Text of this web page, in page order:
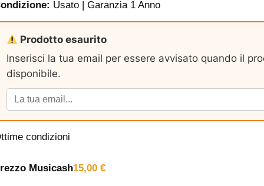
Usato | Garanzia 1 Anno
Prodotto esaurito
Inserisci la tua email per essere avvisato quando il
disponibile.
condizioni
Musicash15,00 €